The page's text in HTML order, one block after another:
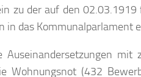
zu der auf den
in das Kommunalparlament
mit
Wohnungsnot (432